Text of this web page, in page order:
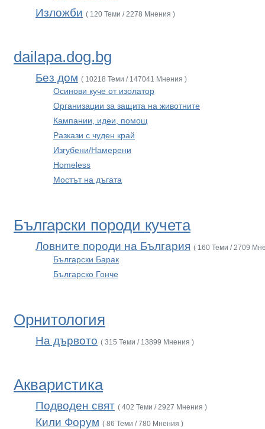
Изложби ( 120 Теми / 2278 Мнения )
dailapa.dog.bg
Без дом ( 10218 Теми / 147041 Мнения )
Осинови куче от изолатор
Организации за защита на животните
Кампании, идеи, помощ
Разкази с чуден край
Изгубени/Намерени
Homeless
Мостът на дъгата
Български породи кучета
Ловните породи на България ( 160 Теми / 2709
Български Барак
Българско Гонче
Орнитология
На дървото ( 315 Теми / 13899 Мнения )
Акваристика
Подводен свят ( 402 Теми / 2927 Мнения )
Кили Форум ( 86 Теми / 780 Мнения )